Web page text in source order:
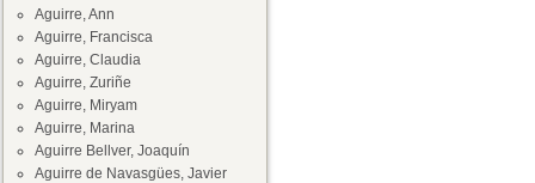
Aguirre, Ann
Aguirre, Francisca
Aguirre, Claudia
Aguirre, Zuriñe
Aguirre, Miryam
Aguirre, Marina
Aguirre Bellver, Joaquín
Aguirre de Navasgües, Javier